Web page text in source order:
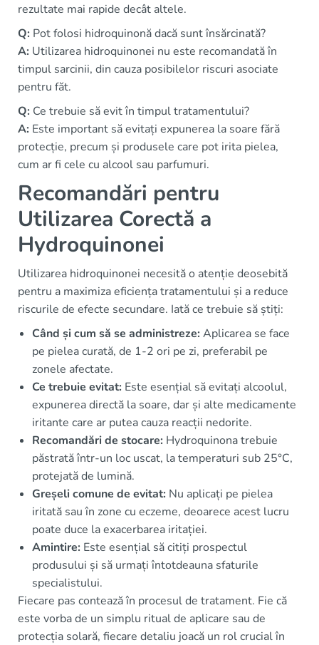
rezultate mai rapide decât altele.
Q: Pot folosi hidroquinonă dacă sunt însărcinată?
A: Utilizarea hidroquinonei nu este recomandată în
timpul sarcinii, din cauza posibilelor riscuri asociate
pentru făt.
Q: Ce trebuie să evit în timpul tratamentului?
A: Este important să evitați expunerea la soare fără
protecție, precum și produsele care pot irita pielea,
cum ar fi cele cu alcool sau parfumuri.
Recomandări pentru
Utilizarea Corectă a
Hydroquinonei
Utilizarea hidroquinonei necesită o atenție deosebită
pentru a maximiza eficiența tratamentului și a reduce
riscurile de efecte secundare. Iată ce trebuie să știți:
Când și cum să se administreze:Aplicarea se face
pe pielea curată, de 1-2 ori pe zi, preferabil pe
zonele afectate.
Ce trebuie evitat: Este esențial să evitați alcoolul,
expunerea directă la soare, dar și alte medicamente
iritante care ar putea cauza reacții nedorite.
Recomandări de stocare: Hydroquinona trebuie
păstrată într-un loc uscat, la temperaturi sub 25°C,
protejată de lumină.
Greșeli comune de evitat: Nu aplicați pe pielea
iritată sau în zone cu eczeme, deoarece acest lucru
poate duce la exacerbarea iritației.
Amintire: Este esențial să citiți prospectul
produsului și să urmați întotdeauna sfaturile
specialistului.
Fiecare pas contează în procesul de tratament. Fie că
este vorba de un simplu ritual de aplicare sau de
protecția solară, fiecare detaliu joacă un rol crucial în